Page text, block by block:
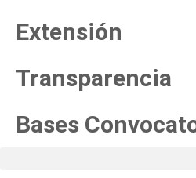
Extensión
Transparencia
Bases